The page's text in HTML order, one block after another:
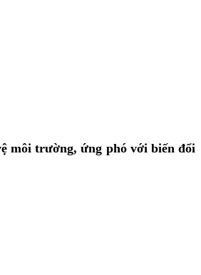
môi trường, ứng phó với biến đổi